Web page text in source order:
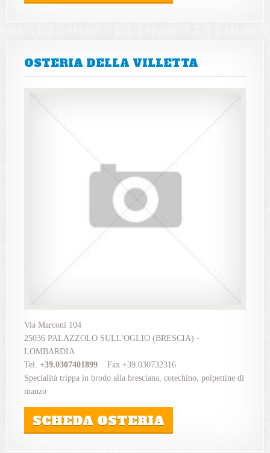
OSTERIA DELLA VILLETTA
Via Marconi 104
25036 PALAZZOLO SULL'OGLIO (BRESCIA) -
LOMBARDIA
Tel. +39.0307401899 Fax +39.030732316
Specialità trippa in brodo alla bresciana, cotechino, polpettine di
manzo
SCHEDA OSTERIA